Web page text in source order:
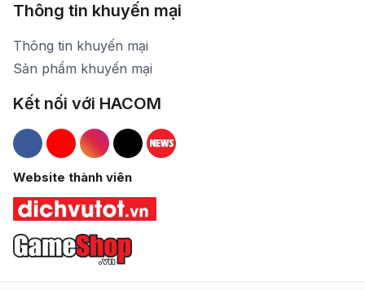
Thông tin khuyến mại
Thông tin khuyến mại
Sản phẩm khuyến mại
Kết nối với HACOM
Hacom Facebook
Hacom YouTube
Hacom Instagram
Hacom TikTok
Website thành viên